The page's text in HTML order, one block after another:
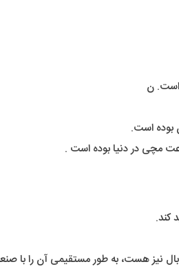
بوده است.
کند.
بال نیز هست، به طور مستقیمی آن را با